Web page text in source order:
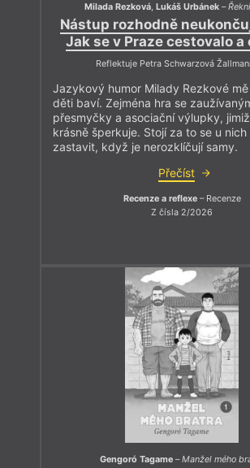
Milada Rezková, Lukáš Urbánek–
Nástup rozhodně
Jak se v Praze cestovalo a
Reflektuje Petra Schwarzová
Jazykový humor Milady Rezkové
děti baví. Zejména hra se
přesmyčky a asociační výlupky,
krásně šperkuje. Stojí za to se u
zastavit, když je nerozklíčují samy.
Přečíst
Recenze a reflexe– Recenze
Z čísla 2/2026
Gengoró Tagame –Manžel mého